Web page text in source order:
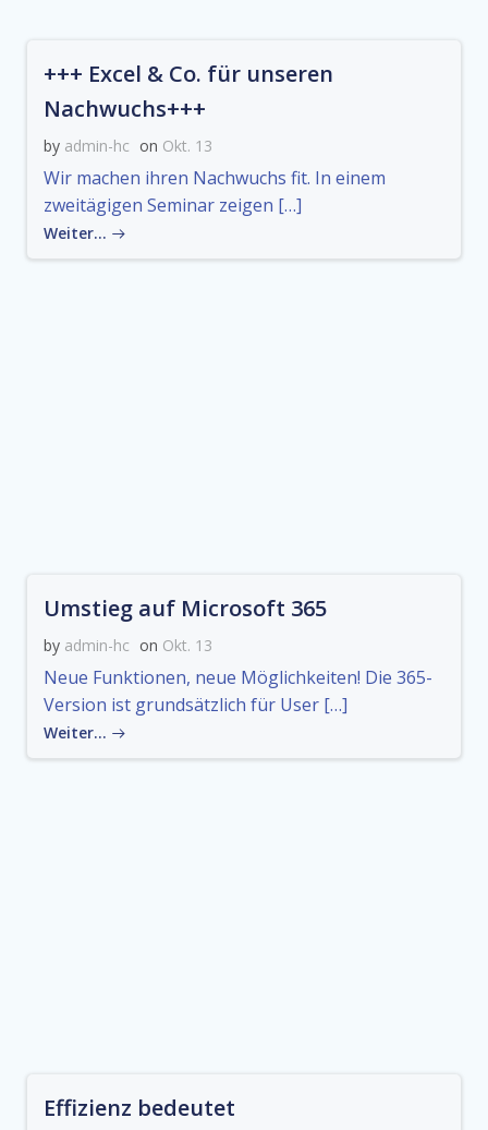
+++ Excel & Co. für unseren
Nachwuchs+++
by admin-hc on Okt. 13
Wir machen ihren Nachwuchs fit. In einem
zweitägigen Seminar zeigen […]
Weiter…
Umstieg auf Microsoft 365
by admin-hc on Okt. 13
Neue Funktionen, neue Möglichkeiten! Die 365-
Version ist grundsätzlich für User […]
Weiter…
Effizienz bedeutet